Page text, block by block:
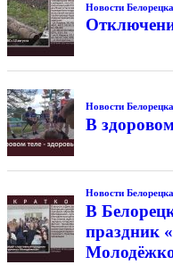
Новости
Новости
В
Новости
В
праздник